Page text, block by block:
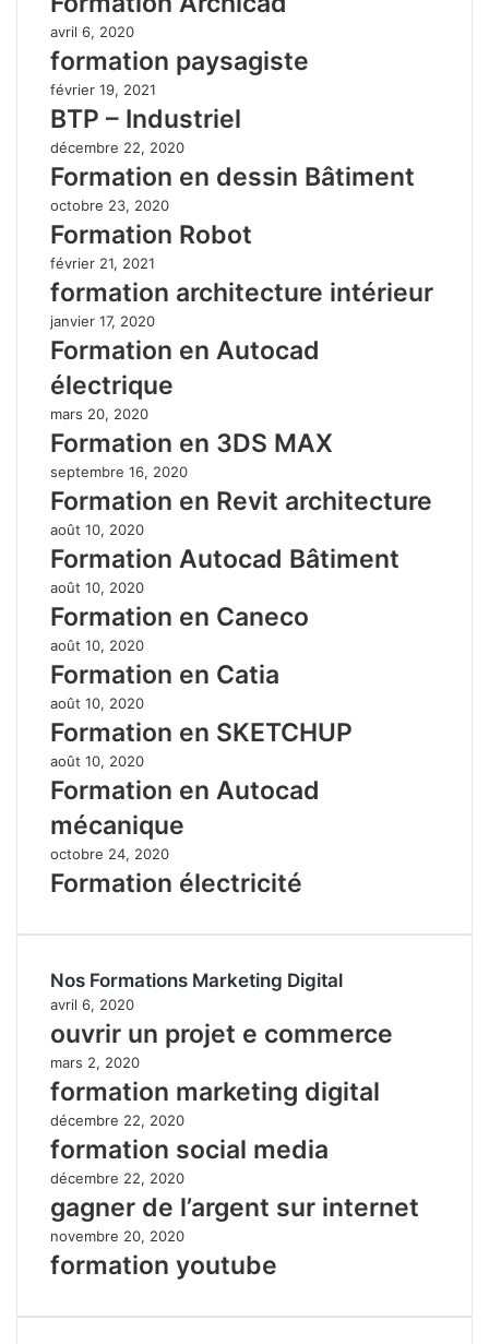
avril 6, 2020
formation paysagiste
février 19, 2021
BTP – Industriel
décembre 22, 2020
Formation en dessin Bâtiment
octobre 23, 2020
Formation Robot
février 21, 2021
formation architecture intérieur
janvier 17, 2020
Formation en Autocad
électrique
mars 20, 2020
Formation en 3DS MAX
septembre 16, 2020
Formation en Revit architecture
août 10, 2020
Formation Autocad Bâtiment
août 10, 2020
Formation en Caneco
août 10, 2020
Formation en Catia
août 10, 2020
Formation en SKETCHUP
août 10, 2020
Formation en Autocad
mécanique
octobre 24, 2020
Formation électricité
Nos Formations Marketing Digital
avril 6, 2020
ouvrir un projet e commerce
mars 2, 2020
formation marketing digital
décembre 22, 2020
formation social media
décembre 22, 2020
gagner de l’argent sur internet
novembre 20, 2020
formation youtube